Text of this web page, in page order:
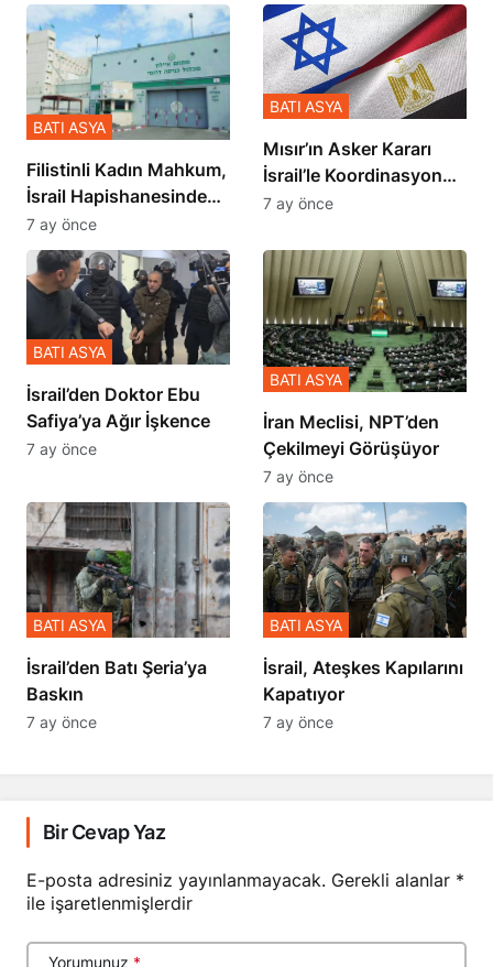
Filistinli Kadın Mahkum,
İsrail Hapishanesindeki
Zulmü Anlattı
BATI ASYA
7 ay önce
Mısır’ın Asker Kararı
İsrail’le Koordinasyon
İçinde Gerçekleşmiş
BATI ASYA
7 ay önce
İsrail’den Doktor Ebu
Safiya’ya Ağır İşkence
BATI ASYA
7 ay önce
İran Meclisi, NPT’den
Çekilmeyi Görüşüyor
BATI ASYA
7 ay önce
​​​​​​​İsrail’den Batı Şeria’ya
Baskın
BATI ASYA
7 ay önce
İsrail, Ateşkes Kapılarını
Kapatıyor
BATI ASYA
7 ay önce
Bir Cevap Yaz
E-posta adresiniz yayınlanmayacak. Gerekli alanlar *
ile işaretlenmişlerdir
Yorumunuz *